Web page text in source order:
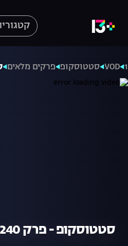
VOD סטטוסקופ פרקים מלאים
סטטוסקופ - פרק 240 המלא